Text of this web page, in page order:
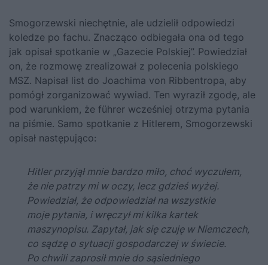
Smogorzewski niechętnie, ale udzielił odpowiedzi
koledze po fachu. Znacząco odbiegała ona od tego
jak opisał spotkanie w „Gazecie Polskiej”. Powiedział
on, że rozmowę zrealizował z polecenia polskiego
MSZ. Napisał list do Joachima von Ribbentropa, aby
pomógł zorganizować wywiad. Ten wyraził zgodę, ale
pod warunkiem, że führer wcześniej otrzyma pytania
na piśmie. Samo spotkanie z Hitlerem, Smogorzewski
opisał następująco:
Hitler przyjął mnie bardzo miło, choć wyczułem,
że nie patrzy mi w oczy, lecz gdzieś wyżej.
Powiedział, że odpowiedział na wszystkie
moje pytania, i wręczył mi kilka kartek
maszynopisu. Zapytał, jak się czuję w Niemczech,
co sądzę o sytuacji gospodarczej w świecie.
Po chwili zaprosił mnie do sąsiedniego